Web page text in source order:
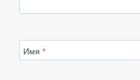
Имя *